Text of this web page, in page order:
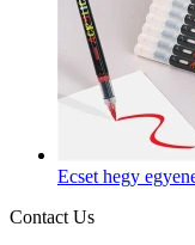
Ecset hegy
Contact Us